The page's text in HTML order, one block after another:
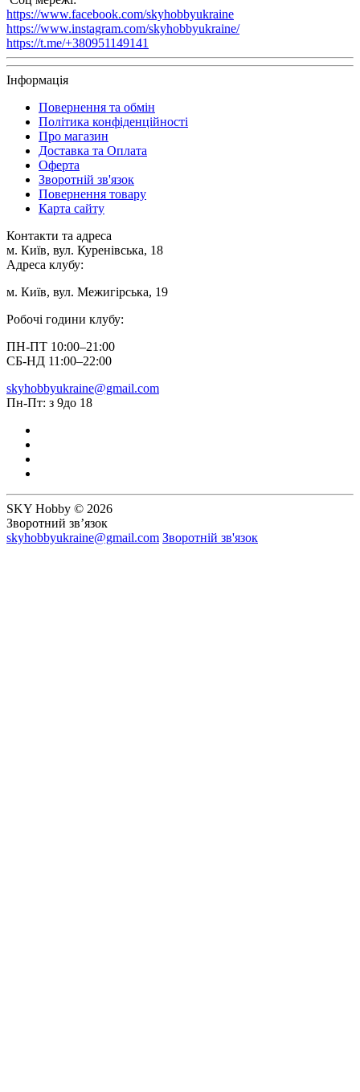
https://www.facebook.com/skyhobbyukraine
https://www.instagram.com/skyhobbyukraine/
https://t.me/+380951149141
Інформація
Повернення та обмін
Політика конфіденційності
Про магазин
Доставка та Оплата
Оферта
Зворотній зв'язок
Повернення товару
Карта сайту
Контакти та адреса
м. Київ, вул. Куренівська, 18
Адреса клубу:
м. Київ, вул. Межигірська, 19
Робочі години клубу:
ПН-ПТ 10:00–21:00
СБ-НД 11:00–22:00
skyhobbyukraine@gmail.com
Пн-Пт: з 9до 18
SKY Hobby © 2026
Зворотний зв’язок
skyhobbyukraine@gmail.com Зворотній зв'язок